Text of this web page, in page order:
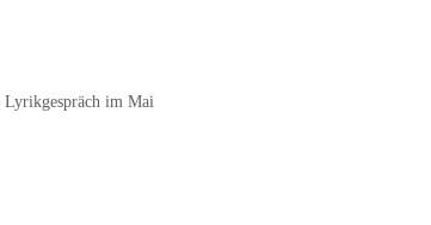
Lyrikgespräch im Mai